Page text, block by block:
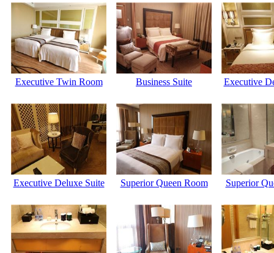
Executive Twin Room Business Suite Executive
Executive Deluxe Suite Superior Queen Room Superior